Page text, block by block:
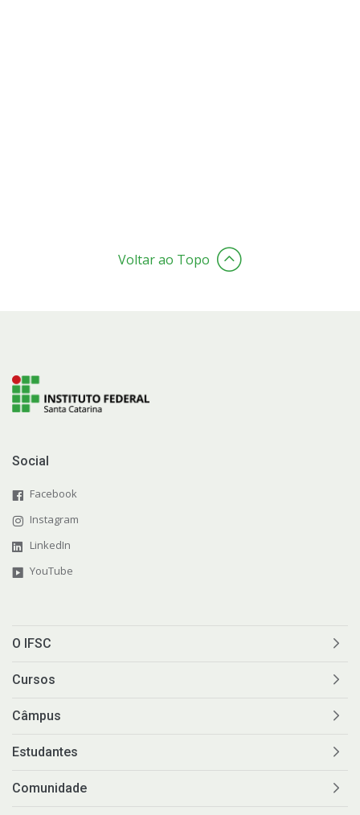
Voltar ao Topo
Social
Facebook
Instagram
LinkedIn
YouTube
O IFSC
Cursos
Câmpus
Estudantes
Comunidade